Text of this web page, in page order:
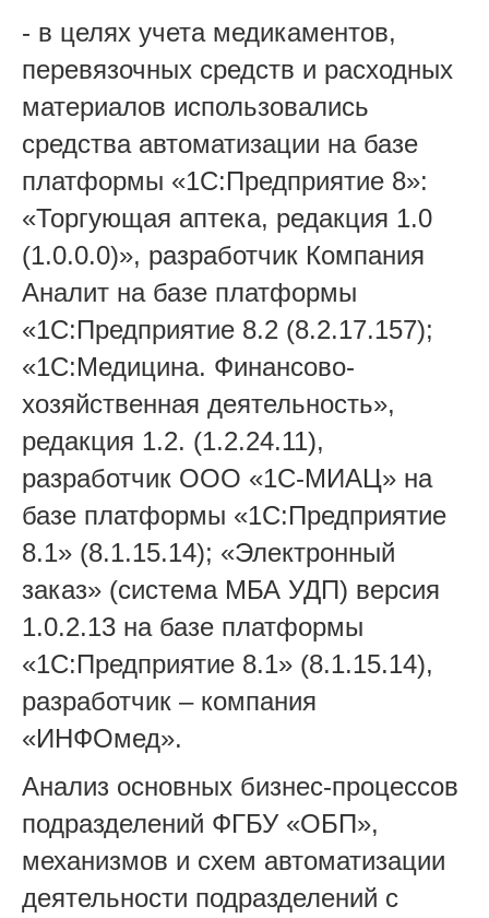
- в целях учета медикаментов,
перевязочных средств и расходных
материалов использовались
средства автоматизации на базе
платформы «1С:Предприятие 8»:
«Торгующая аптека, редакция 1.0
(1.0.0.0)», разработчик Компания
Аналит на базе платформы
«1С:Предприятие 8.2 (8.2.17.157);
«1С:Медицина. Финансово-
хозяйственная деятельность»,
редакция 1.2. (1.2.24.11),
разработчик ООО «1С-МИАЦ» на
базе платформы «1С:Предприятие
8.1» (8.1.15.14); «Электронный
заказ» (система МБА УДП) версия
1.0.2.13 на базе платформы
«1С:Предприятие 8.1» (8.1.15.14),
разработчик – компания
«ИНФОмед».
Анализ основных бизнес-процессов
подразделений ФГБУ «ОБП»,
механизмов и схем автоматизации
деятельности подразделений с